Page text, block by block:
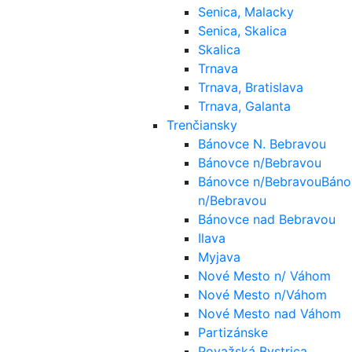
Senica, Malacky
Senica, Skalica
Skalica
Trnava
Trnava, Bratislava
Trnava, Galanta
Trenčiansky
Bánovce N. Bebravou
Bánovce n/Bebravou
Bánovce n/
n/Bebravou
Bánovce nad Bebravou
Ilava
Myjava
Nové Mesto n/ Váhom
Nové Mesto n/Váhom
Nové Mesto nad Váhom
Partizánske